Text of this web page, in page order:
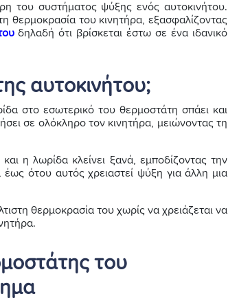
του συστήματος ψύξης ενός αυτοκινήτου.
θερμοκρασία του κινητήρα, εξασφαλίζοντας
δηλαδή ότι βρίσκεται έστω σε ένα ιδανικό
αυτοκινήτου;
στο εσωτερικό του θερμοστάτη σπάει και
σε ολόκληρο τον κινητήρα, μειώνοντας τη
η λωρίδα κλείνει ξανά, εμποδίζοντας την
ότου αυτός χρειαστεί ψύξη για άλλη μια
θερμοκρασία του χωρίς να χρειάζεται να
του